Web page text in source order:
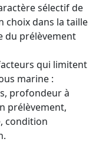
sélectif de
choix dans la taille
du prélèvement
qui limitent
marine :
profondeur à
prélèvement,
condition